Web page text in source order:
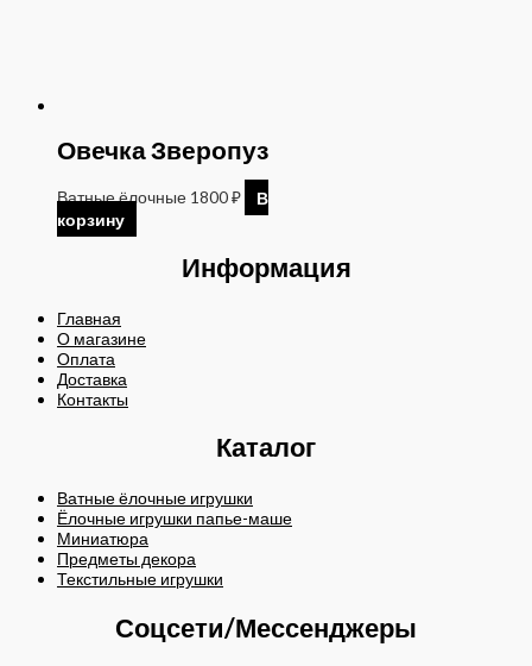
Овечка Зверопуз
Ватные ёлочные 1800₽
В
корзину
Информация
Главная
О магазине
Оплата
Доставка
Контакты
Каталог
Ватные ёлочные игрушки
Ёлочные игрушки папье-маше
Миниатюра
Предметы декора
Текстильные игрушки
Соцсети/Мессенджеры